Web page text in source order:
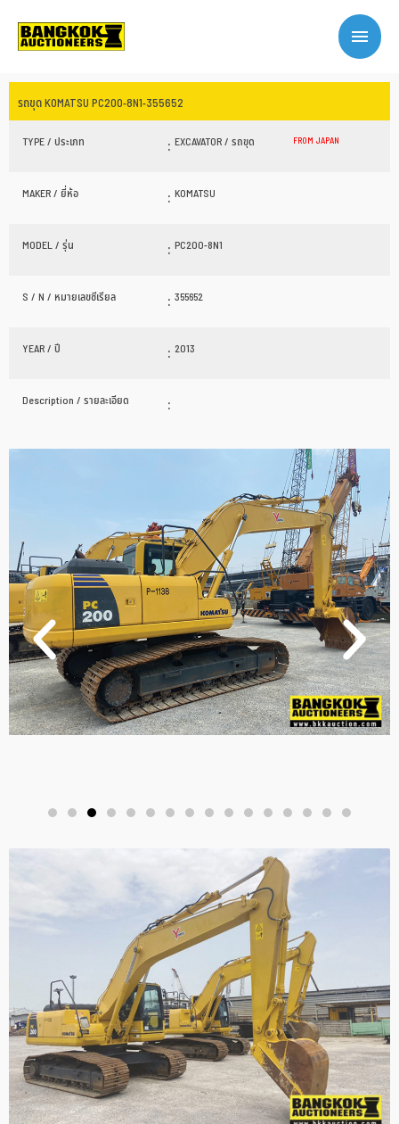
รถขุด KOMATSU PC200-8N1-355652
TYPE / ประเภท : EXCAVATOR / รถขุด FROM JAPAN
MAKER / ยี่ห้อ : KOMATSU
MODEL / รุ่น : PC200-8N1
S / N / หมายเลขซีเรียล : 355652
YEAR / ปี : 2013
Description / รายละเอียด :